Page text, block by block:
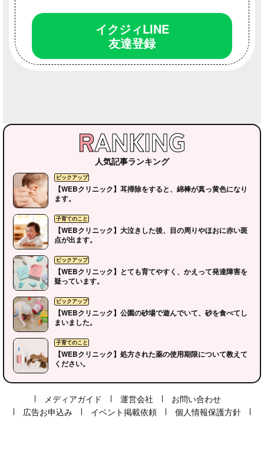
イクジィLINE
友達登録
人気記事ランキング
ピックアップ
【WEBクリニック】耳掃除をすると、綿棒が真っ黄色になり
ます。
子育てのこと
【WEBクリニック】大泣きした後、目の周りやほおに赤い斑
点が出ます。
ピックアップ
【WEBクリニック】とても育てやすく、かえって発達障害を
疑っています。
【WEBクリニック】公園の砂場で遊んでいて、砂を食べてし
まいました。
【WEBクリニック】処方された薬の使用期限について教えて
ください。
メディアガイド 運営会社
お問い合わせ
広告お申込み
イベント掲載依頼 個人情報保護方針